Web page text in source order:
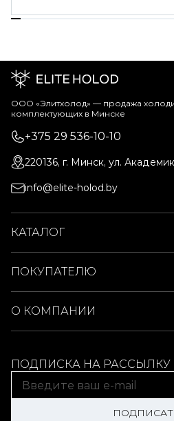
ООО «Элитхолод» ― продажа
комплектующих в Минске
+375 29 536-10-10
220136, г. Минск, ул.
info@elite-holod.by
КАТАЛОГ
ПОКУПАТЕЛЮ
О КОМПАНИИ
ПОДПИСКА НА РАССЫЛКУ